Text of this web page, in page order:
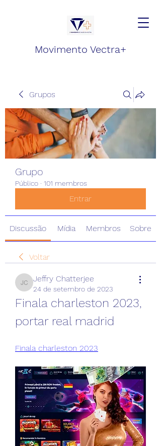
Movimento Vectra+
Grupos
Grupo
Público · 101 membros
Entrar
Discussão Mídia Membros Sobre
Voltar
Jeffry Chatterjee
Jeffry Chatterjee
24 de setembro de 2023
Finala charleston 2023,
portar real madrid
Finala charleston 2023